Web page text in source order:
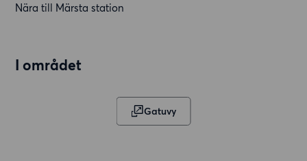
Nära till Märsta station
I området
Gatuvy